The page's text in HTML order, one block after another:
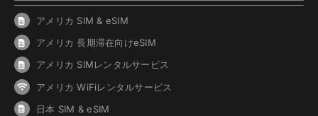
アメリカ SIM & eSIM
アメリカ 長期滞在向けeSIM
アメリカ SIMレンタルサービス
アメリカ WiFiレンタルサービス
日本 SIM & eSIM